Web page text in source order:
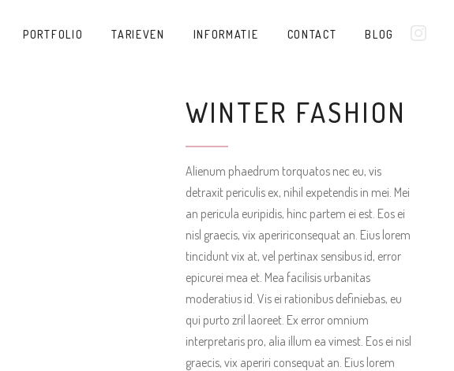
PORTFOLIO TARIEVEN INFORMATIE CONTACT BLOG
WINTER FASHION
Alienum phaedrum torquatos nec eu, vis
detraxit periculis ex, nihil expetendis in mei. Mei
an pericula euripidis, hinc partem ei est. Eos ei
nisl graecis, vix apeririconsequat an. Eius lorem
tincidunt vix at, vel pertinax sensibus id, error
epicurei mea et. Mea facilisis urbanitas
moderatius id. Vis ei rationibus definiebas, eu
qui purto zril laoreet. Ex error omnium
interpretaris pro, alia illum ea vimest. Eos ei nisl
graecis, vix aperiri consequat an. Eius lorem